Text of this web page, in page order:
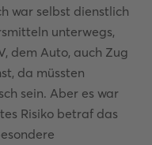
war selbst dienstlich
unterwegs,
dem Auto, auch Zug
da müssten
sein. Aber es war
Risiko betraf das